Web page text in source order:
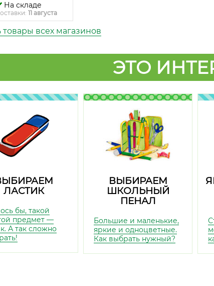
На складе
11 августа
товары всех магазинов
ЭТО
ЛАСТИК
бы, такой
предмет —
А так сложно
ВЫБИРАЕМ
ШКОЛЬНЫЙ
ПЕНАЛ
Большие и маленькие,
яркие и одноцветные.
Как выбрать нужный?